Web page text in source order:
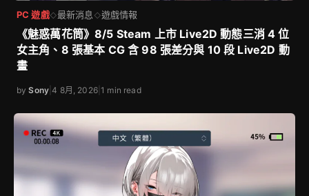
PC 遊戲◇最新消息 ◇遊戲情報
《魅惑萬花筒》8/5 Steam 上市 Live2D 動態三消 4 位
女主角、8 張基本 CG 含 98 張差分與 10 段 Live2D 動
畫
bySony |4 8月, 2026|1 min read